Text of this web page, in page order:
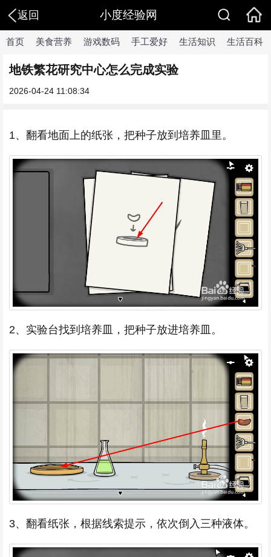
返回 小度经验网
首页 美食营养 游戏数码 手工爱好 生活知识 生活百科
地铁繁花研究中心怎么完成实验
2026-04-24 11:08:34
1、翻看地面上的纸张，把种子放到培养皿里。
2、实验台找到培养皿，把种子放进培养皿。
3、翻看纸张，根据线索提示，依次倒入三种液体。